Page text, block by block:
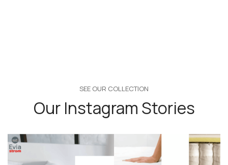
SEE OUR COLLECTION
Our Instagram Stories